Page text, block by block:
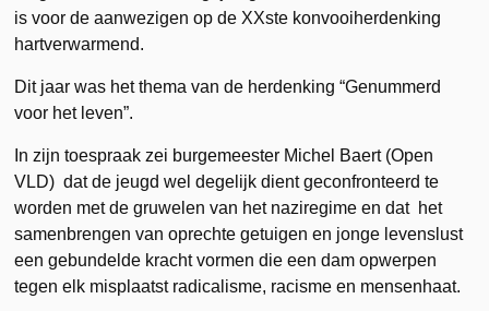
is voor de aanwezigen op de XXste konvooiherdenking
hartverwarmend.
Dit jaar was het thema van de herdenking “Genummerd
voor het leven”.
In zijn toespraak zei burgemeester Michel Baert (Open
VLD) dat de jeugd wel degelijk dient geconfronteerd te
worden met de gruwelen van het naziregime en dat het
samenbrengen van oprechte getuigen en jonge levenslust
een gebundelde kracht vormen die een dam opwerpen
tegen elk misplaatst radicalisme, racisme en mensenhaat.